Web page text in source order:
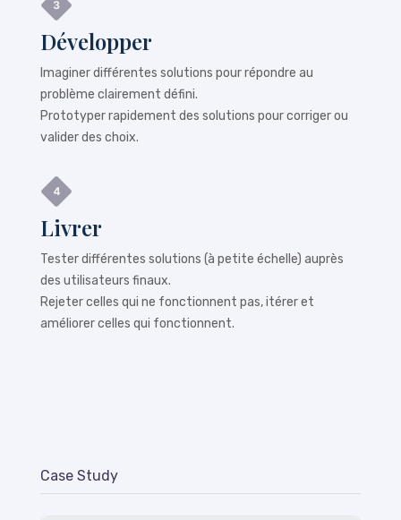
Développer
Imaginer différentes solutions pour répondre au
problème clairement défini.
Prototyper rapidement des solutions pour corriger ou
valider des choix.
Livrer
Tester différentes solutions (à petite échelle) auprès
des utilisateurs finaux.
Rejeter celles qui ne fonctionnent pas, itérer et
améliorer celles qui fonctionnent.
Case Study